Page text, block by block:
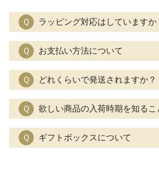
Ｑ ラッピング対応はしていますか
Ｑ お支払い方法について
Ｑ どれくらいで発送されますか？
Ｑ 欲しい商品の入荷時期を知るこ
Ｑ ギフトボックスについて